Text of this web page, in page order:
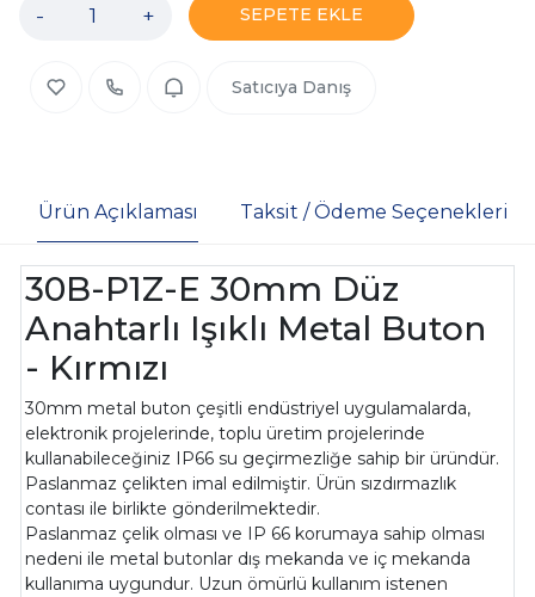
- + SEPETE EKLE
Satıcıya Danış
Ürün Açıklaması Taksit / Ödeme Seçenekleri
30B-P1Z-E 30mm Düz
Anahtarlı Işıklı Metal Buton
- Kırmızı
30mm metal buton çeşitli endüstriyel uygulamalarda,
elektronik projelerinde, toplu üretim projelerinde
kullanabileceğiniz IP66 su geçirmezliğe sahip bir üründür.
Paslanmaz çelikten imal edilmiştir. Ürün sızdırmazlık
contası ile birlikte gönderilmektedir.
Paslanmaz çelik olması ve IP 66 korumaya sahip olması
nedeni ile metal butonlar dış mekanda ve iç mekanda
kullanıma uygundur. Uzun ömürlü kullanım istenen